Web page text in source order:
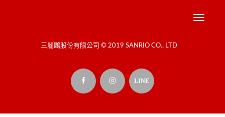
Toggle
三麗鷗股份有限公司 © 2019 SANRIO CO., LTD